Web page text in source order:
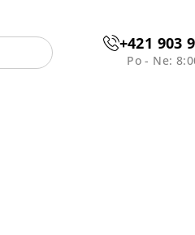
+421 903
Po - Ne: